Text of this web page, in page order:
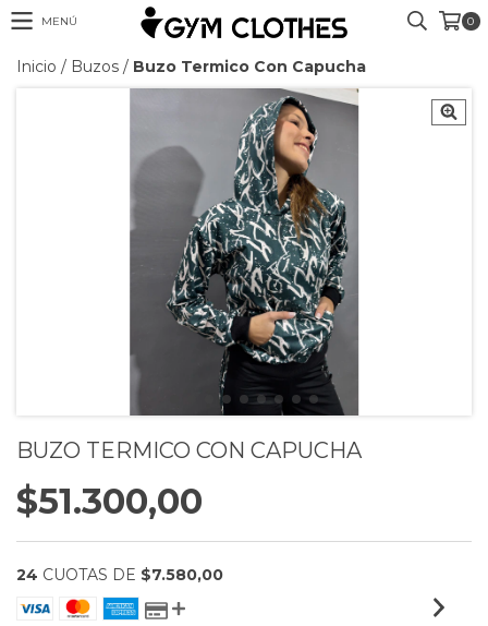
MENÚ 0
Inicio / Buzos / Buzo Termico Con Capucha
BUZO TERMICO CON CAPUCHA
$51.300,00
24 CUOTAS DE $7.580,00